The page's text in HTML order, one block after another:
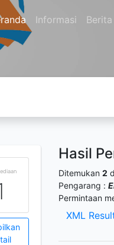
Informasi Berita
Hasil
Ditemukan 2
Pengarang :
Permintaan
XML